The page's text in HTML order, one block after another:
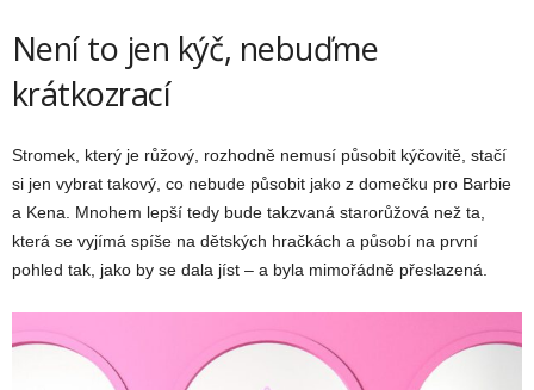
Není to jen kýč, nebuďme
krátkozrací
Stromek, který je růžový, rozhodně nemusí působit kýčovitě, stačí
si jen vybrat takový, co nebude působit jako z domečku pro Barbie
a Kena. Mnohem lepší tedy bude takzvaná starorůžová než ta,
která se vyjímá spíše na dětských hračkách a působí na první
pohled tak, jako by se dala jíst – a byla mimořádně přeslazená.